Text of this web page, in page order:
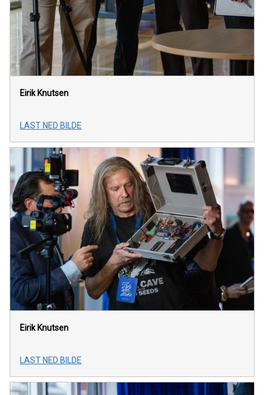
Eirik Knutsen
LAST NED BILDE
Eirik Knutsen
LAST NED BILDE